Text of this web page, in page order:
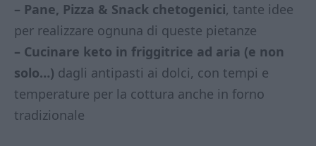
– Pane, Pizza & Snack chetogenici, tante idee
per realizzare ognuna di queste pietanze
– Cucinare keto in friggitrice ad aria (e non
solo…) dagli antipasti ai dolci, con tempi e
temperature per la cottura anche in forno
tradizionale